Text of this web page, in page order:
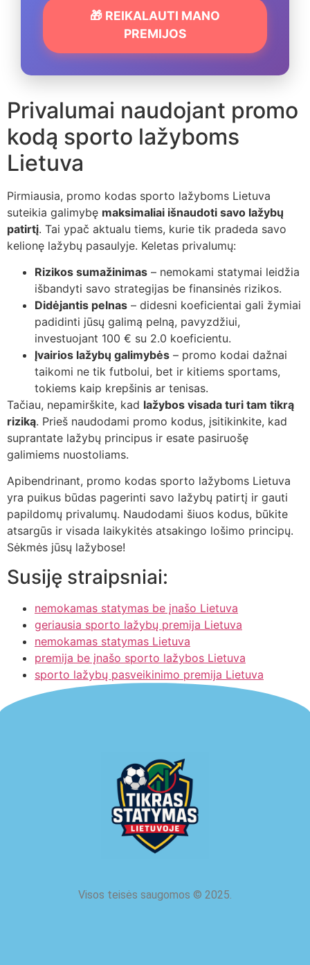
🎁 REIKALAUTI MANO
PREMIJOS
Privalumai naudojant promo
kodą sporto lažyboms
Lietuva
Pirmiausia, promo kodas sporto lažyboms Lietuva
suteikia galimybę maksimaliai išnaudoti savo lažybų
patirtį. Tai ypač aktualu tiems, kurie tik pradeda savo
kelionę lažybų pasaulyje. Keletas privalumų:
Rizikos sumažinimas – nemokami statymai leidžia
išbandyti savo strategijas be finansinės rizikos.
Didėjantis pelnas – didesni koeficientai gali žymiai
padidinti jūsų galimą pelną, pavyzdžiui,
investuojant 100 € su 2.0 koeficientu.
Įvairios lažybų galimybės – promo kodai dažnai
taikomi ne tik futbolui, bet ir kitiems sportams,
tokiems kaip krepšinis ar tenisas.
Tačiau, nepamirškite, kad lažybos visada turi tam tikrą
riziką. Prieš naudodami promo kodus, įsitikinkite, kad
suprantate lažybų principus ir esate pasiruošę
galimiems nuostoliams.
Apibendrinant, promo kodas sporto lažyboms Lietuva
yra puikus būdas pagerinti savo lažybų patirtį ir gauti
papildomų privalumų. Naudodami šiuos kodus, būkite
atsargūs ir visada laikykitės atsakingo lošimo principų.
Sėkmės jūsų lažybose!
Susiję straipsniai:
nemokamas statymas be įnašo Lietuva
geriausia sporto lažybų premija Lietuva
nemokamas statymas Lietuva
premija be įnašo sporto lažybos Lietuva
sporto lažybų pasveikinimo premija Lietuva
Visos teisės saugomos © 2025.